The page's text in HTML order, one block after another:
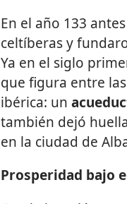
En el año 133
celtíberas y
Ya en el siglo
que figura entre
ibérica: un
también dejó
en la ciudad de
Prosperidad bajo